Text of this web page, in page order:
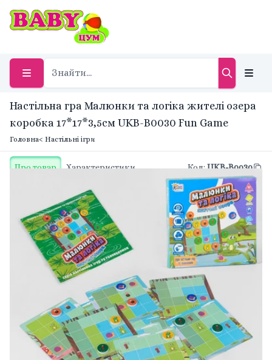
Настільна гра Малюнки та логіка жителі озера
коробка 17*17*3,5см UKB-B0030 Fun Game
Головна< Настільні ігри
Про товар Характеристики Код:UKB-B0030